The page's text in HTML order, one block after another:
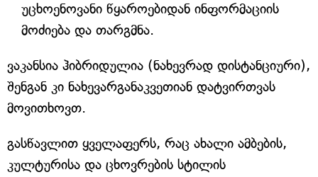
უცხოენოვანი წყაროებიდან ინფორმაციის
მოძიება და თარგმნა.
ვაკანსია ჰიბრიდულია (ნახევრად დისტანციური),
შენგან კი ნახევარგანაკვეთიან დატვირთვას
მოვითხოვთ.
გასწავლით ყველაფერს, რაც ახალი ამბების,
კულტურისა და ცხოვრების სტილის